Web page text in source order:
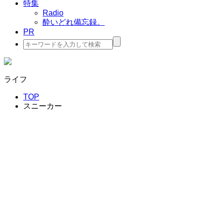
特集
Radio
酔いどれ備忘録。
PR
検
索:
ライフ
TOP
スニーカー